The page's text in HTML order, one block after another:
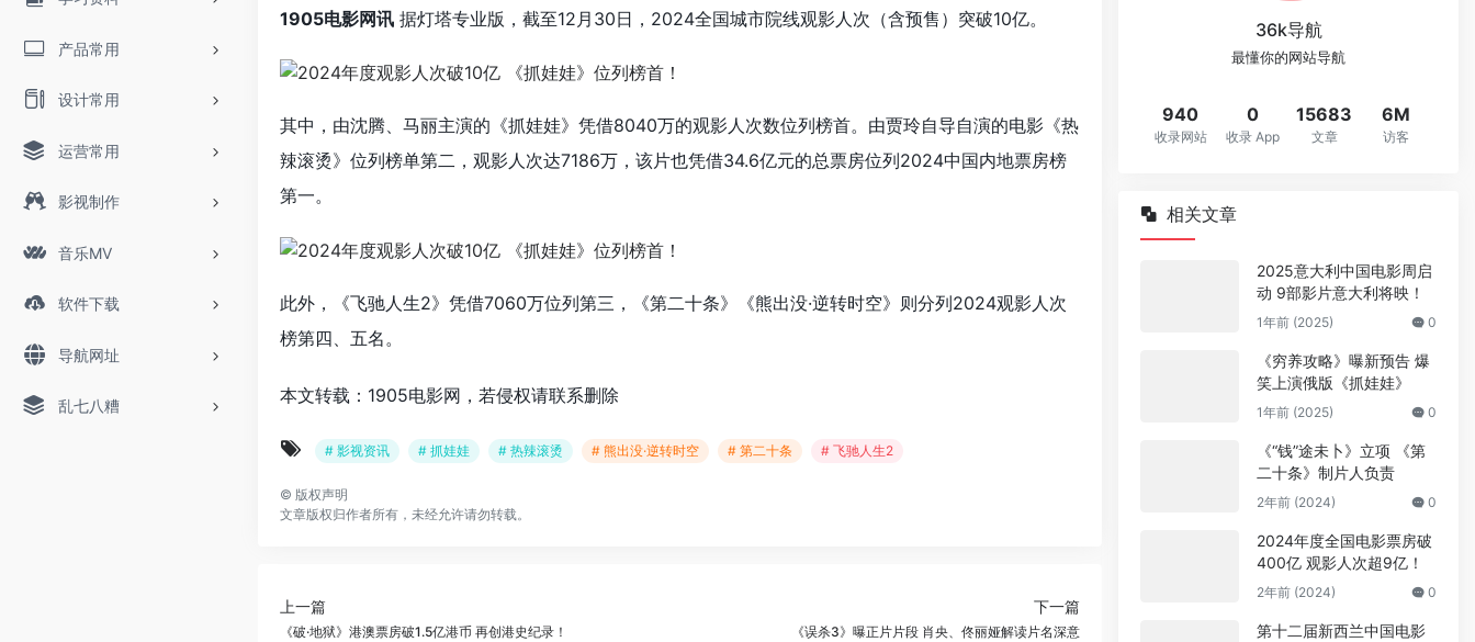
产品常用
设计常用
运营常用
影视制作
音乐MV
软件下载
导航网址
乱七八糟
1905电影网讯 据灯塔专业版，截至12月30日，2024全国城市院线观影人次（含预售）突破10亿。
其中，由沈腾、马丽主演的《抓娃娃》凭借8040万的观影人次数位列榜首。由贾玲自导自演的电影《热
辣滚烫》位列榜单第二，观影人次达7186万，该片也凭借34.6亿元的总票房位列2024中国内地票房榜
第一。
此外，《飞驰人生2》凭借7060万位列第三，《第二十条》《熊出没·逆转时空》则分列2024观影人次
榜第四、五名。
本文转载：1905电影网，若侵权请联系删除
# 影视资讯 # 抓娃娃 # 热辣滚烫 # 熊出没·逆转时空 # 第二十条 # 飞驰人生2
© 版权声明
文章版权归作者所有，未经允许请勿转载。
上一篇
《破·地狱》港澳票房破1.5亿港币 再创港史纪录！
下一篇
《误杀3》曝正片片段 肖央、佟丽娅解读片名深意
36k导航
最懂你的网站导航
940
收录网站
0
收录 App
15683
文章
6M
访客
相关文章
2025意大利中国电影周启
动 9部影片意大利将映！
1年前 (2025) 0
《穷养攻略》曝新预告 爆
笑上演俄版《抓娃娃》
1年前 (2025) 0
《“钱”途未卜》立项 《第
二十条》制片人负责
2年前 (2024) 0
2024年度全国电影票房破
400亿 观影人次超9亿！
2年前 (2024) 0
第十二届新西兰中国电影